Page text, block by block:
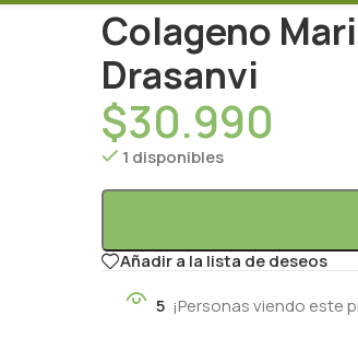
Colageno
Drasanvi
$30.990
1 disponibles
Añadir a la lista de deseos
5 ¡Personas viendo este